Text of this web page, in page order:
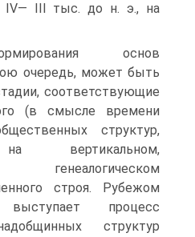
IV— III тыс. до н. э., на
основ
очередь, может быть
соответствующие
(в смыс­ле времени
структур,
верти­кальном,
генеалогическом
строя. Рубежом
процесс
структур